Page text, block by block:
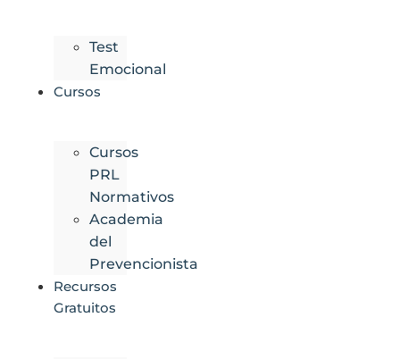
Test
Emocional
Cursos
Cursos
PRL
Normativos
Academia
del
Prevencionista
Recursos
Gratuitos